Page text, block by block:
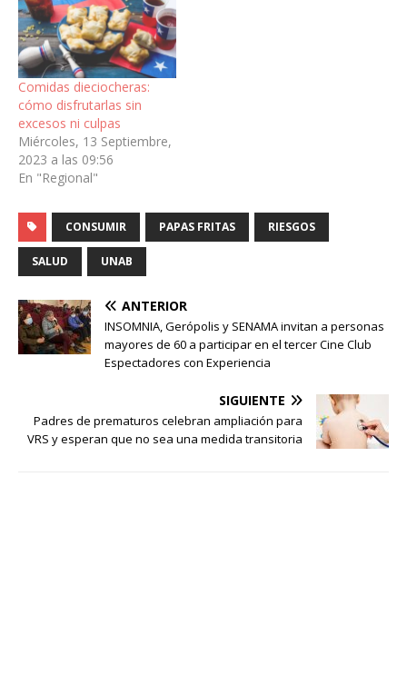
Comidas dieciocheras:
cómo disfrutarlas sin
excesos ni culpas
Miércoles, 13 Septiembre,
2023 a las 09:56
En "Regional"
CONSUMIR PAPAS FRITAS RIESGOS
SALUD UNAB
ANTERIOR
INSOMNIA, Gerópolis y SENAMA invitan a personas
mayores de 60 a participar en el tercer Cine Club
Espectadores con Experiencia
SIGUIENTE
Padres de prematuros celebran ampliación para
VRS y esperan que no sea una medida transitoria